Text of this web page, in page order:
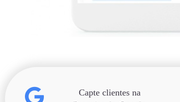
Capte clientes na